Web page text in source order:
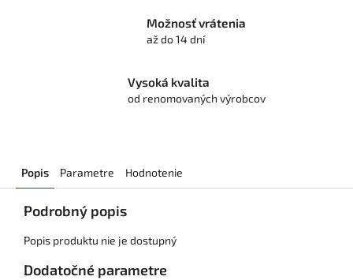
Možnosť vrátenia
až do 14 dní
Vysoká kvalita
od renomovaných výrobcov
Popis Parametre Hodnotenie
Podrobný popis
Popis produktu nie je dostupný
Dodatočné parametre